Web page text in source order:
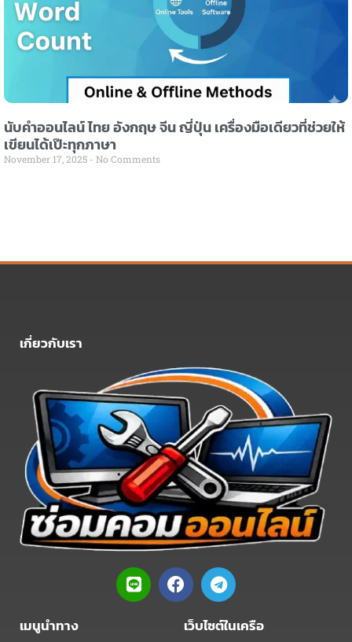
นับคำออนไลน์ ไทย อังกฤษ จีน ญี่ปุ่น เครื่องมือเดียวที่ช่วยให้
เขียนได้เป๊ะทุกภาษา
November 17, 2025 No Comments
เกี่ยวกับเรา
L
i
n
F
a
c
T
e
l
e
เมนูนำทาง เว็บไซต์ในเครือ